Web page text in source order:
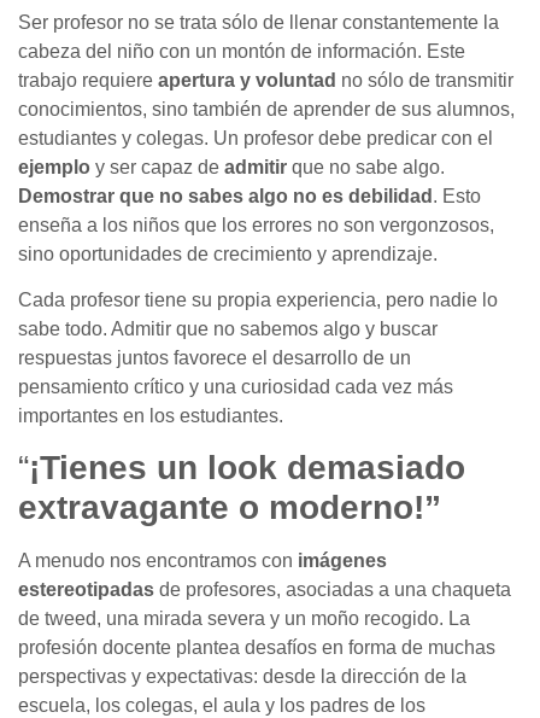
Ser profesor no se trata sólo de llenar constantemente la
cabeza del niño con un montón de información. Este
trabajo requiere apertura y voluntad no sólo de transmitir
conocimientos, sino también de aprender de sus alumnos,
estudiantes y colegas. Un profesor debe predicar con el
ejemplo y ser capaz de admitir que no sabe algo.
Demostrar que no sabes algo no es debilidad . Esto
enseña a los niños que los errores no son vergonzosos,
sino oportunidades de crecimiento y aprendizaje.
Cada profesor tiene su propia experiencia, pero nadie lo
sabe todo. Admitir que no sabemos algo y buscar
respuestas juntos favorece el desarrollo de un
pensamiento crítico y una curiosidad cada vez más
importantes en los estudiantes.
“¡Tienes un look demasiado
extravagante o moderno!”
A menudo nos encontramos con imágenes
estereotipadas de profesores, asociadas a una chaqueta
de tweed, una mirada severa y un moño recogido. La
profesión docente plantea desafíos en forma de muchas
perspectivas y expectativas: desde la dirección de la
escuela, los colegas, el aula y los padres de los